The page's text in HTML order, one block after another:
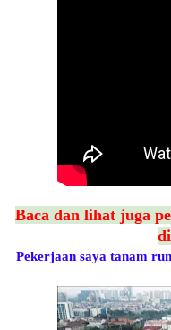
Baca dan lihat juga
Pekerjaan saya tanam